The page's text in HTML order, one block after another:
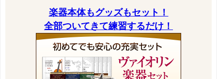
楽器本体もグッズもセット！
全部ついてきて練習するだけ！